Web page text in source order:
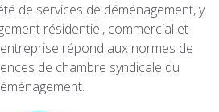
de services de déménagement, y
résidentiel, commercial et
répond aux normes de
de chambre syndicale du